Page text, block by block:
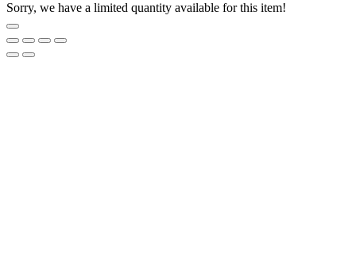
Sorry, we have a limited quantity available for this item!